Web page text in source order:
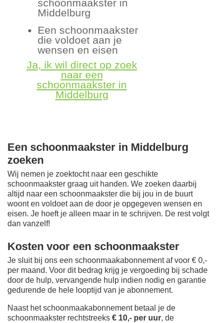
schoonmaakster in
Middelburg
Een schoonmaakster
die voldoet aan je
wensen en eisen
Ja, ik wil direct op zoek
naar een
schoonmaakster in
Middelburg
Een schoonmaakster in Middelburg
zoeken
Wij nemen je zoektocht naar een geschikte
schoonmaakster graag uit handen. We zoeken daarbij
altijd naar een schoonmaakster die bij jou in de buurt
woont en voldoet aan de door je opgegeven wensen en
eisen. Je hoeft je alleen maar in te schrijven. De rest volgt
dan vanzelf!
Kosten voor een schoonmaakster
Je sluit bij ons een schoonmaakabonnement af voor € 0,-
per maand. Voor dit bedrag krijg je vergoeding bij schade
door de hulp, vervangende hulp indien nodig en garantie
gedurende de hele looptijd van je abonnement.
Naast het schoonmaakabonnement betaal je de
schoonmaakster rechtstreeks € 10,- per uur, de